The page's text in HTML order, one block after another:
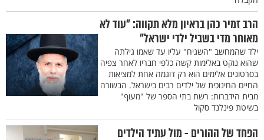
הרב זמיר כהן בראיון מלא תקווה: "עוד לא
מאוחר מדי בשביל ילדי ישראל"
ילד שהמחשב "השגיח" עליו עד שאמו גילתה
שהוא נוקט באלימות קשה כלפי חבריו לאחר צפיה
בסרטונים אלימים הוא רק דוגמה אחת למציאות
החיים החינוכית של ילדים רבים בישראל. הבשורה
מבית הידברות: רשת בתי הספר של "מעוף"
בשיטת פינלנד סקול
הפחד של ההורים - מול עתיד הילדים